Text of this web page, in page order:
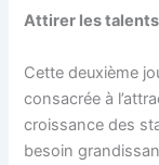
Attirer les talents
Cette deuxième
consacrée à
croissance des
besoin